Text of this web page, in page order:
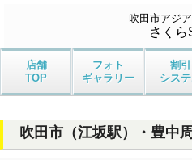
吹田市アジ
さくら
店舗
TOP
フォト
ギャラリー
割引
シス
吹田市（江坂駅）・豊中